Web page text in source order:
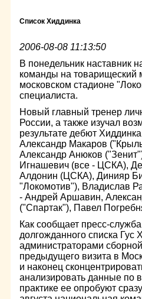
Список Хиддинка
2006-08-08 11:13:50
В понедельник наставник
команды на товарищеский
московском стадионе
специалиста.
Новый главный тренер
России, а также изучал
результате дебют
Александр Макаров
Александр Анюков
Игнашевич (все - ЦСКА),
Алдонин (ЦСКА), Динияр
"Локомотив"), Владислав
- Андрей Аршавин,
("Спартак"), Павел
Как сообщает пресс-
долгожданного списка
администраторами
предыдущего визита в
и наконец
анализировать данные по
практике ее опробуют